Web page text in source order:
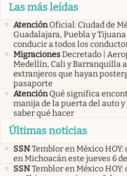
Las más leídas
Atención Oficial: Ciudad de
Guadalajara, Puebla y
conducir a todos los
MigracionesDecretado |
Medellín, Cali y Barranquilla
extranjeros que hayan
pasaporte
Atención Qué significa
manija de la puerta del auto
saber qué hacer
Últimas noticias
SSNTemblor en México
en Michoacán este jueves 6
SSNTemblor en México